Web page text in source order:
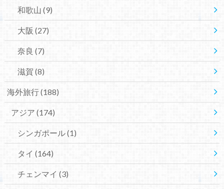
和歌山 (9)
大阪 (27)
奈良 (7)
滋賀 (8)
海外旅行(188)
アジア (174)
シンガポール(1)
タイ (164)
チェンマイ (3)